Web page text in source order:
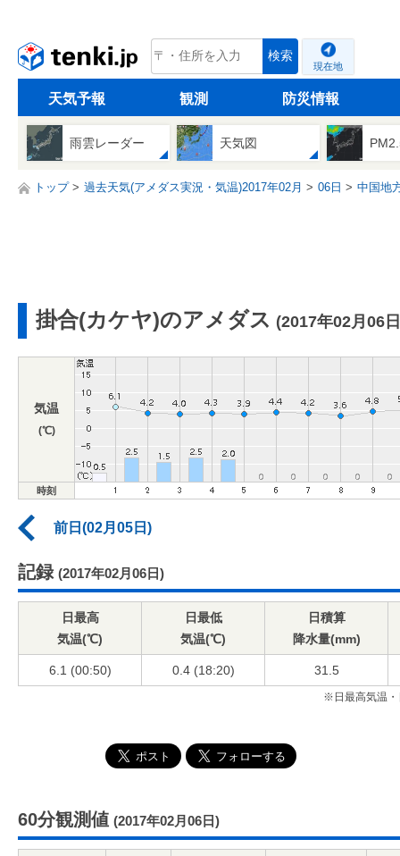
tenki.jp 検索
現在地
天気予報 観測 防災情報
雨雲レーダー 天気図
トップ 過去天気(アメダス実況・気温)2017年02月 06日 中国地
掛合(カケヤ)のアメダス (2017年02月06
気温
(℃)
時刻
前日(02月05日)
記録 (2017年02月06日)
日最高
気温(℃)
日最低
気温(℃)
日積算
降水量(mm)
6.1 (00:50) 0.4 (18:20) 31.5
※日最高気温・
60分観測値 (2017年02月06日)